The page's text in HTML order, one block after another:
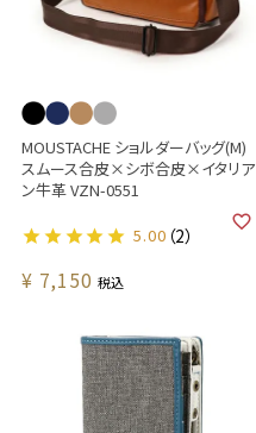
MOUSTACHE ショルダーバッグ(M)
スムース合皮×シボ合皮×イタリア
ン牛革 VZN-0551
¥ 7,150 税込
5.00 （2）